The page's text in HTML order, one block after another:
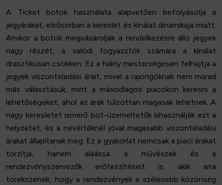
A Ticket botok használata alapvetően befolyásolja a
jegyárakat, elsősorban a kereslet és kínálat dinamikája miatt.
Amikor a botok megvásárolják a rendelkezésre álló jegyek
nagy részét, a valódi fogyasztók számára a kínálat
drasztikusan csökken. Ez a hiány mesterségesen felhajtja a
jegyek viszonteladási árait, mivel a rajongóknak nem marad
más választásuk, mint a másodlagos piacokon keresni a
lehetőségeket, ahol az árak túlzottan magasak lehetnek. A
nagy keresletet ismerő bot-üzemeltetők kihasználják ezt a
helyzetet, és a névértéknél jóval magasabb viszonteladási
árakat állapítanak meg. Ez a gyakorlat nemcsak a piaci árakat
torzítja, hanem aláássa a művészek és a
rendezvényszervezők erőfeszítéseit is, akik arra
törekszenek, hogy a rendezvények a szélesebb közönség